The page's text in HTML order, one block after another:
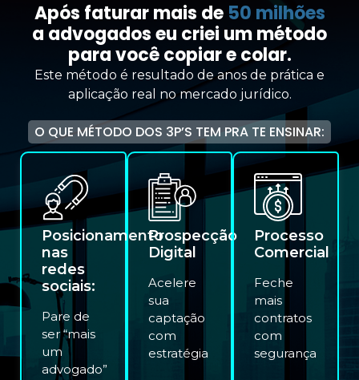
Após faturar mais de 50 milhões
a advogados eu criei um método
para você copiar e colar.
Este método é resultado de anos de prática e
aplicação real no mercado jurídico.
O QUE MÉTODO DOS 3P’S TEM PRA TE ENSINAR:
Posicionamento
nas
redes
sociais:
Pare de
ser “mais
um
advogado”
Prospecção
Digital
Acelere
sua
captação
com
estratégia
Processo
Comercial
Feche
mais
contratos
com
segurança